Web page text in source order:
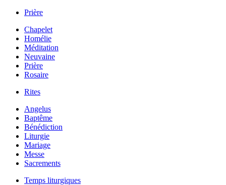
Prière
Chapelet
Homélie
Méditation
Neuvaine
Prière
Rosaire
Rites
Angelus
Baptême
Bénédiction
Liturgie
Mariage
Messe
Sacrements
Temps liturgiques